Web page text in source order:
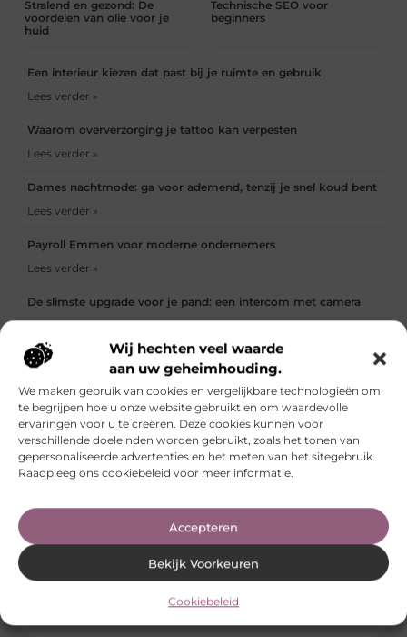
Wij hechten veel waarde
aan uw geheimhouding.
We maken gebruik van cookies en vergelijkbare technologieën om
te begrijpen hoe u onze website gebruikt en om waardevolle
ervaringen voor u te creëren. Deze cookies kunnen voor
verschillende doeleinden worden gebruikt, zoals het tonen van
gepersonaliseerde advertenties en het meten van het sitegebruik.
Raadpleeg ons cookiebeleid voor meer informatie.
Accepteren
Bekijk Voorkeuren
Cookiebeleid
Stralend en gezond: De
voordelen van olie voor je
huid
Technische SEO voor
beginners
Een interieur kiezen dat past bij je ruimte en gebruik
Lees verder »
Waarom oververzorging je tattoo kan verpesten
Lees verder »
Dames nachtmode: ga voor ademend, tenzij je snel koud bent
Lees verder »
Payroll Emmen voor moderne ondernemers
Lees verder »
De slimste upgrade voor je pand: een intercom met camera
Lees verder »
Wilt u de perfecte sound beleven door professionele
luidsprekers huren?
Lees verder »
Sluit je aan bij onze community!
Waarom zou je nog langer wachten? Schrijf je onmiddellijk
te delen. Klik op de knop ‘Registreer’ en zet de eerste stap
naar meer zichtbaarheid en groei. Meld je nu aan!